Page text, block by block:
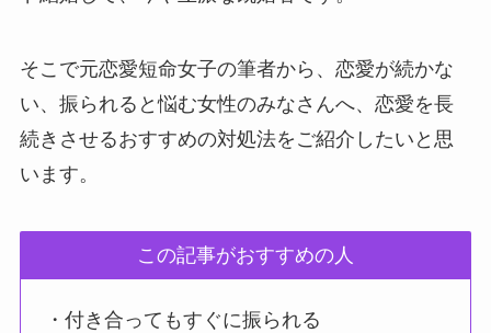
そこで元恋愛短命女子の筆者から、恋愛が続かな
い、振られると悩む女性のみなさんへ、恋愛を長
続きさせるおすすめの対処法をご紹介したいと思
います。
この記事がおすすめの人
・付き合ってもすぐに振られる